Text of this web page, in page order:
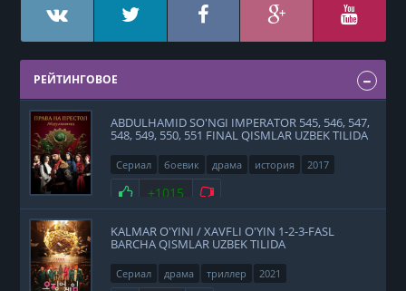
РЕЙТИНГОВОЕ
ABDULHAMID SO'NGI IMPERATOR 545, 546, 547,
548, 549, 550, 551 FINAL QISMLAR UZBEK TILIDA
Сериал боевик драма история 2017
Нравится
+1015 Не нравится
KALMAR O'YINI / XAVFLI O'YIN 1-2-3-FASL
BARCHA QISMLAR UZBEK TILIDA
Сериал драма триллер 2021